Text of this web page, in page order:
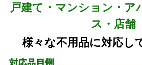
戸建て・マンション・ア
ス・店舗
様々な不用品に対応し